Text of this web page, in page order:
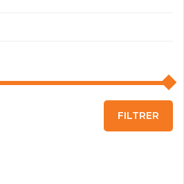
FILTRER